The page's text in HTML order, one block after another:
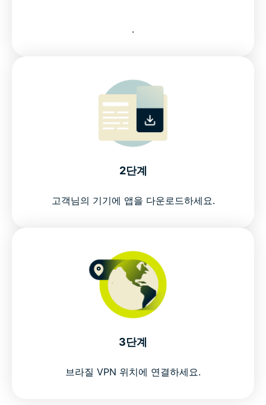
위험 부담 없이 브라질 VPN을 이용해보세요
.
2단계
고객님의 기기에 앱을 다운로드하세요.
3단계
브라질 VPN 위치에 연결하세요.